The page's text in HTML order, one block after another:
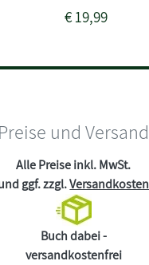
€19,99
Preise und Versand
Alle Preise inkl. MwSt.
ggf. zzgl.Versandkosten
Buch dabei -
versandkostenfrei